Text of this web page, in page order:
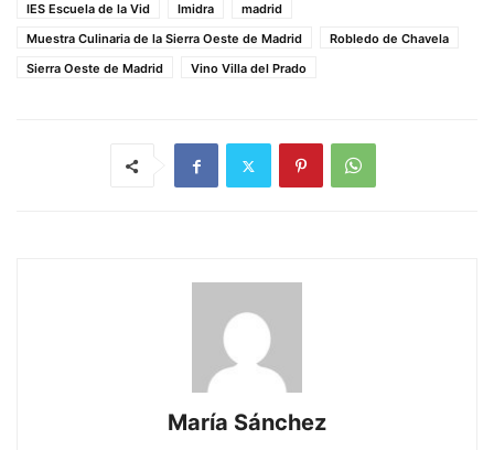
IES Escuela de la Vid
Imidra
madrid
Muestra Culinaria de la Sierra Oeste de Madrid
Robledo de Chavela
Sierra Oeste de Madrid
Vino Villa del Prado
María Sánchez